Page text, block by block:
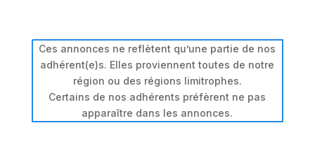
Ces annonces ne reflètent qu’une partie de nos
adhérent(e)s. Elles proviennent toutes de notre
région ou des régions limitrophes.
Certains de nos adhérents préfèrent ne pas
apparaître dans les annonces.